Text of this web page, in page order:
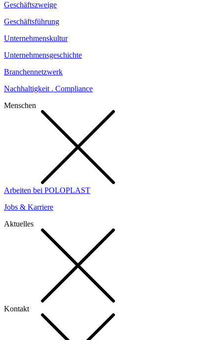
Geschäftszweige
Geschäftsführung
Unternehmenskultur
Unternehmensgeschichte
Branchennetzwerk
Nachhaltigkeit . Compliance
Menschen
Arbeiten bei POLOPLAST
Jobs & Karriere
Aktuelles
Kontakt